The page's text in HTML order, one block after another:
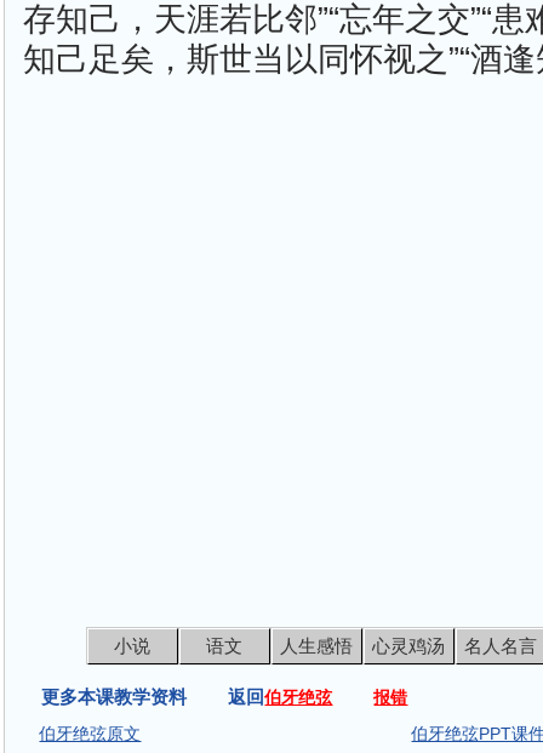
存知己，天涯若比邻”“忘年之交”“患
知己足矣，斯世当以同怀视之”“酒
小说 语文 人生感悟 心灵鸡汤 名人名言
更多本课教学资料 返回伯牙绝弦
报错
伯牙绝弦原文
伯牙绝弦PPT课